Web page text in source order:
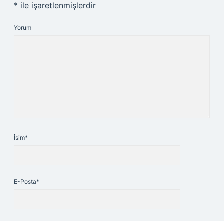
* ile işaretlenmişlerdir
Yorum
İsim*
E-Posta*